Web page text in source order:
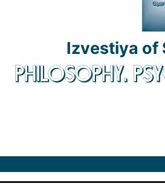
Izvestiya of
PHILOSOPHY.